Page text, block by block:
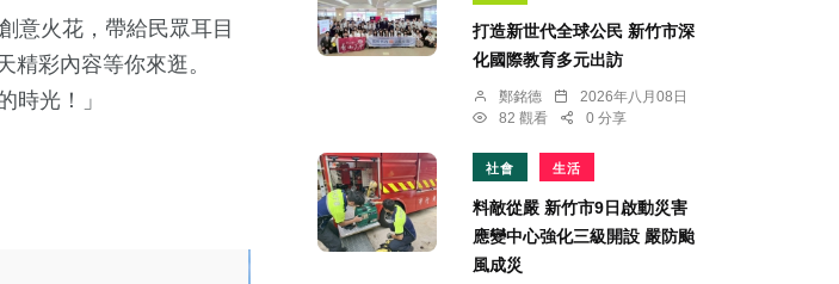
意火花，帶給民眾耳目
彩內容等你來逛。
時光！」
打造新世代全球公民 新竹市深
化國際教育多元出訪
鄭銘德
2026年八月08日
82 觀看
0 分享
社會 生活
料敵從嚴 新竹市9日啟動災害
應變中心強化三級開設 嚴防颱
風成災